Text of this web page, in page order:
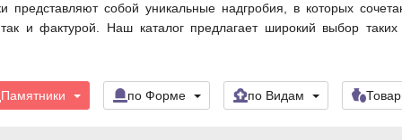
представляют собой уникальные надгробия, в которых
и фактурой. Наш каталог предлагает широкий выбор
Памятники по Форме по Видам